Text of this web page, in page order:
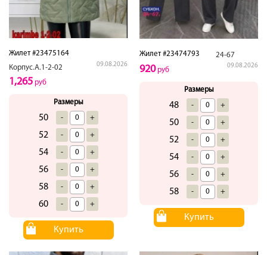
Жилет #23475164
Корпус.А.1-2-02
09.08.2026
1,265 руб
Размеры
50 - +
52 - +
54 - +
56 - +
58 - +
60 - +
Купить
Жилет #23474793 24-67
09.08.2026
920руб
Размеры
48 - +
50 - +
52 - +
54 - +
56 - +
58 - +
Купить